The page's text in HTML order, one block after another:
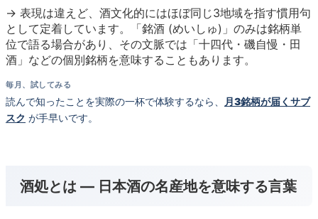
→ 表現は違えど、酒文化的にはほぼ同じ3地域を指す慣用句
として定着しています。「銘酒 (めいしゅ)」のみは銘柄単
位で語る場合があり、その文脈では「十四代・磯自慢・田
酒」などの個別銘柄を意味することもあります。
毎月、試してみる
読んで知ったことを実際の一杯で体験するなら、
月3銘柄が届くサブ
スク が手早いです。
酒処とは — 日本酒の名産地を意味する言葉